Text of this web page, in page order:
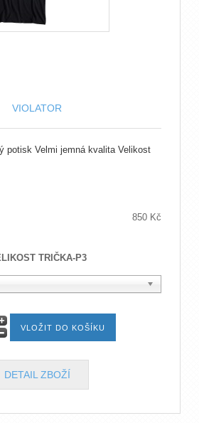
VIOLATOR
potisk Velmi jemná kvalita Velikost
850 Kč
TRIČKA-P3
DETAIL ZBOŽÍ